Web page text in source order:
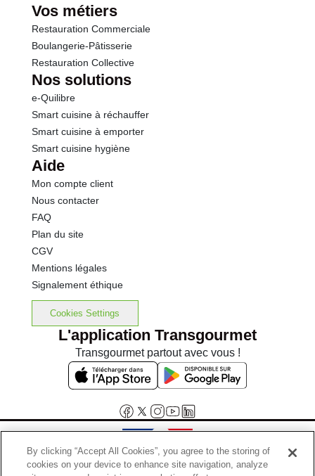
Vos métiers
Restauration Commerciale
Boulangerie-Pâtisserie
Restauration Collective
Nos solutions
e-Quilibre
Smart cuisine à réchauffer
Smart cuisine à emporter
Smart cuisine hygiène
Aide
Mon compte client
Nous contacter
FAQ
Plan du site
CGV
Mentions légales
Signalement éthique
Cookies Settings
L'application Transgourmet
Transgourmet partout avec vous !
By clicking “Accept All Cookies”, you agree to the storing of
cookies on your device to enhance site navigation, analyze